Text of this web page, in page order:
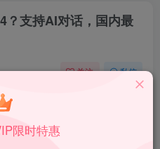
支持AI对话，国内最
关注 私信
限时特惠